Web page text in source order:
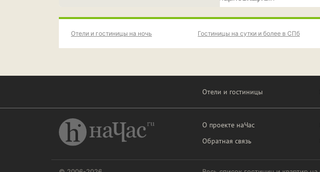
Отели и гостиницы на ночь Гостиницы на сутки и более в СПб
Отели и гостиницы
О проекте наЧас
Обратная связь